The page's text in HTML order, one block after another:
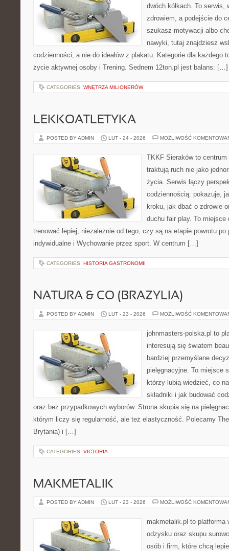
dwóch kółkach. To
zdrowiem, a podejście do
szukasz motywacji albo
nawyki, tutaj znajdziesz
codzienności, a nie do ideałów z plakatu. Kategorie dla każdego
życie aktywnej osoby i Trening. Sednem 12ton.pl jest balans: […]
CATEGORIES: WNĘTRZA MILIONERÓW
LEKKOATLETYKA
POSTED BY ADMIN LUT - 24 - 2026 MOŻLIWOŚĆ
TKKF Sieraków to
traktują ruch nie jako
życia. Serwis łączy
codziennością: pokazuje,
kroku, jak dbać o zdrowie
duchu fair play. To
trenować lepiej, niezależnie od tego, czy są na etapie powrotu
indywidualne i Wychowanie przez sport. W centrum […]
CATEGORIES: HISTORIA GASTRONOMII
NATURA & CO (BRAZYLIA)
POSTED BY ADMIN LUT - 23 - 2026 MOŻLIWOŚĆ
johnmasters-polska.pl to
interesują się światem
bardziej przemyślane
pielęgnacyjne. To miejsce
którzy lubią wiedzieć, co
składniki i jak budować
oraz bez przypadkowych wyborów. Strona skupia się na
którym liczy się regularność, ale też elastyczność. Polecamy
Brytania) i […]
CATEGORIES: VICTORIA
MAKMETALIK
POSTED BY ADMIN LUT - 23 - 2026 MOŻLIWOŚĆ
makmetalik.pl to platforma
odzysku oraz skupu
osób i firm, które chcą